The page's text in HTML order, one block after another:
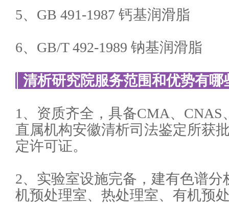
5、GB 491-1987 钙基润滑脂
6、GB/T 492-1989 钠基润滑脂
清析研究院服务范围和优势有哪
1、资质齐全，具备CMA、CNAS
直属机构安徽清析司法鉴定所获
定许可证。
2、实验室设施完备，建有色谱
机预处理室、热处理室、有机预